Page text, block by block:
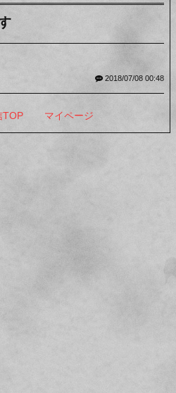
2018/07/08 00:48
TOP マイページ